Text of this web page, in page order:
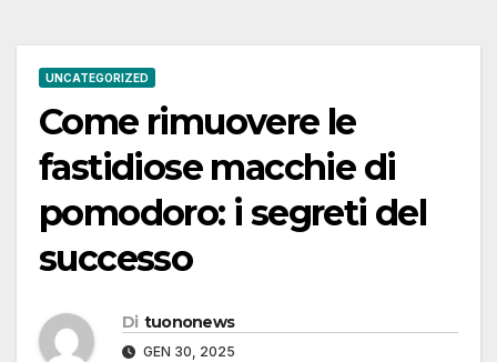
UNCATEGORIZED
Come rimuovere le
fastidiose macchie di
pomodoro: i segreti del
successo
Di tuononews
GEN 30, 2025